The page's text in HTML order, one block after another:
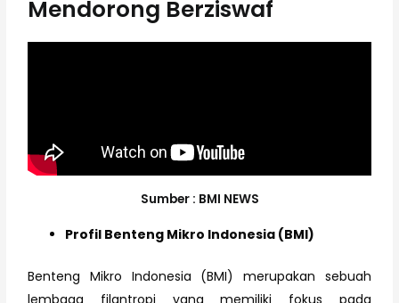
Mendorong Berziswaf
Sumber : BMI NEWS
Profil Benteng Mikro Indonesia (BMI)
Benteng Mikro Indonesia (BMI) merupakan sebuah